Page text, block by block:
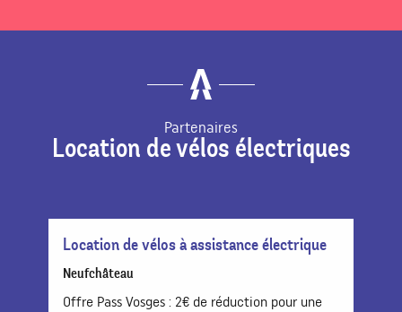
Partenaires
Location de vélos électriques
Location de vélos à assistance électrique
Neufchâteau
Offre Pass Vosges : 2€ de réduction pour une